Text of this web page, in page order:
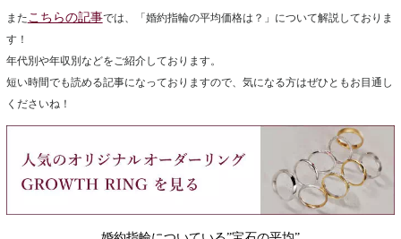
また こちらの記事では、「婚約指輪の平均価格は？」について解説しておりま
す！
年代別や年収別などをご紹介しております。
短い時間でも読める記事になっておりますので、気になる方はぜひともお目通し
くださいね！